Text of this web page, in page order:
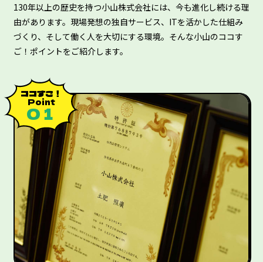
130年以上の歴史を持つ小山株式会社には、今も進化し続ける理
由があります。現場発想の独自サービス、ITを活かした仕組み
づくり、そして働く人を大切にする環境。そんな小山のココす
ご！ポイントをご紹介します。
ココすご！
Point
０１